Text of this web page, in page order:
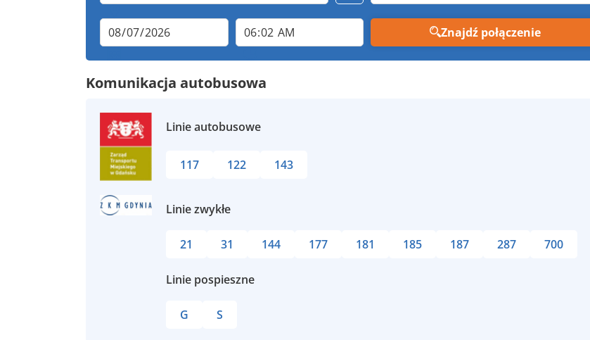
Znajdź połączenie
Komunikacja autobusowa
Linie autobusowe
117 122 143
Linie zwykłe
21 31 144 177 181 185 187 287 700
Linie pospieszne
G S